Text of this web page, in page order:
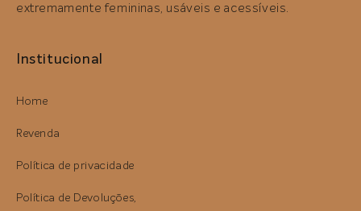
extremamente femininas, usáveis ​​e acessíveis.
Institucional
Home
Revenda
Política de privacidade
Política de Devoluções,